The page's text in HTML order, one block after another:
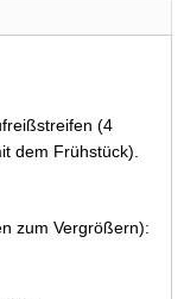
(4
dem Frühstück).
zum Vergrößern):